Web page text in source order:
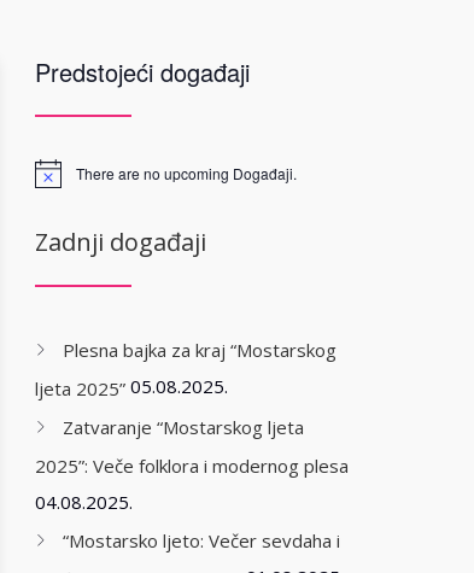
Predstojeći događaji
There are no upcoming Događaji.
Zadnji događaji
Plesna bajka za kraj “Mostarskog
ljeta 2025” 05.08.2025.
Zatvaranje “Mostarskog ljeta
2025”: Veče folklora i modernog plesa
04.08.2025.
“Mostarsko ljeto: Večer sevdaha i